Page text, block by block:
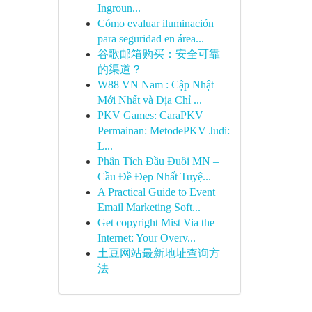
Ingroun...
Cómo evaluar iluminación
para seguridad en área...
谷歌邮箱购买：安全可靠
的渠道？
W88 VN Nam : Cập Nhật
Mới Nhất và Địa Chỉ ...
PKV Games: CaraPKV
Permainan: MetodePKV Judi:
L...
Phân Tích Đầu Đuôi MN –
Cầu Đề Đẹp Nhất Tuyệ...
A Practical Guide to Event
Email Marketing Soft...
Get copyright Mist Via the
Internet: Your Overv...
土豆网站最新地址查询方
法